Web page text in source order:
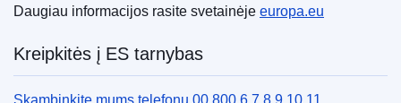
Daugiau informacijos rasite svetainėje europa.eu
Kreipkitės į ES tarnybas
Skambinkite mums telefonu 00 800 6 7 8 9 10 11